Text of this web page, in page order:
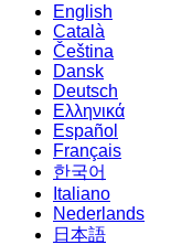
English
Català
Čeština
Dansk
Deutsch
Ελληνικά
Español
Français
한국어
Italiano
Nederlands
日本語